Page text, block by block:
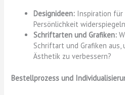
Designideen: Inspiration für
Persönlichkeit
Schriftarten und Grafiken:
Schriftart und Grafiken aus,
Ästhetik zu verbessern?
Bestellprozess und